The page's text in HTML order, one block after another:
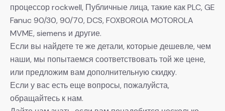
процессор rockwell, Публичные лица, такие как PLC, GE
Fanuc 90/30, 90/70, DCS, FOXBOROIA MOTOROLA
MVME, siemens и другие.
Если вы найдете те же детали, которые дешевле, чем
наши, мы попытаемся соответствовать той же цене,
или предложим вам дополнительную скидку.
Если у вас есть еще вопросы, пожалуйста,
обращайтесь к нам.